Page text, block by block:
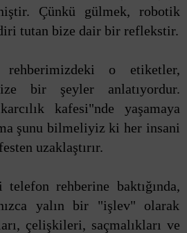
Çünkü gülmek, robotik
tutan bize dair bir reflekstir.
o etiketler,
bir şeyler anlatıyordur.
kafesi"nde yaşamaya
şunu bilmeliyiz ki her insani
uzaklaştırır.
rehberine baktığında,
yalın bir "işlev" olarak
çelişkileri, saçmalıkları ve